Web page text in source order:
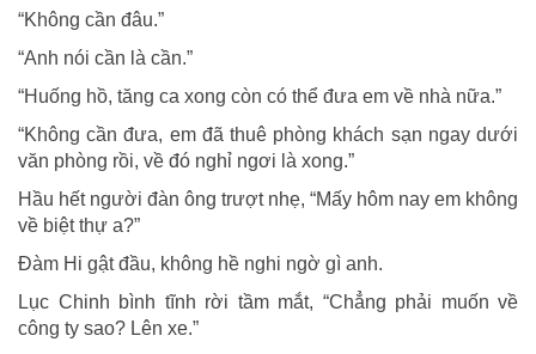
“Không cần đâu.”
“Anh nói cần là cần.”
“Huống hồ, tăng ca xong còn có thể đưa em về nhà nữa.”
“Không cần đưa, em đã thuê phòng khách sạn ngay dưới
văn phòng rồi, về đó nghỉ ngơi là xong.”
Hầu hết người đàn ông trượt nhẹ, “Mấy hôm nay em không
về biệt thự a?”
Đàm Hi gật đầu, không hề nghi ngờ gì anh.
Lục Chinh bình tĩnh rời tầm mắt, “Chẳng phải muốn về
công ty sao? Lên xe.”